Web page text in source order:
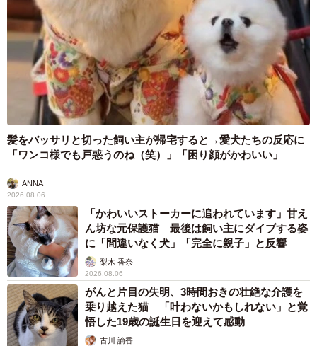
のに」と夫の後輩から一言 母は泣きながら対
応し必死だった 何年もたった今もたまに思い
2026.08.06
子どもの学校外の学習時間が11年で2割減少
「家庭学習0分層」が約半数に達する深刻な実
態と広がる学習格差
まいどなニュース情報部
「事故物件」という言葉のイメージにとらわれていませんか？
不動産業者が語る「物件の可能性」を閉ざさないために必要な